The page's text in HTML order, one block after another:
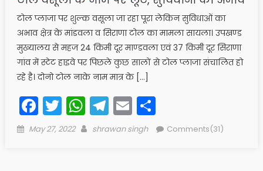
टोल प्लाजा पर शुल्क वसूला जा रहा पूरा लेकिन सुविधाओं का
अभाव क्षेत्र के मांडवला व सिराणा टोल का मामला सायला। उपखण्ड
मुख्यालय से महज 24 किमी दूर माण्डवला एवं 37 किमी दूर सिराणा
गांव में स्टेट हाइवे पर पिछले कुछ सालों से टोल प्लाजा संचालित हो
रहे है। दोनो टोल नाके नाम मात्र के […]
Facebook
Twitter
WhatsApp
Telegram
EmailShare
Posted
May 27, 2022 Author
shrawan singh Comments(31)